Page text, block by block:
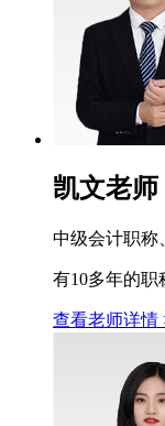
凯文老师
中级会计职称
有10多年的职
查看老师详情